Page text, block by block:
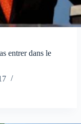
entrer dans le